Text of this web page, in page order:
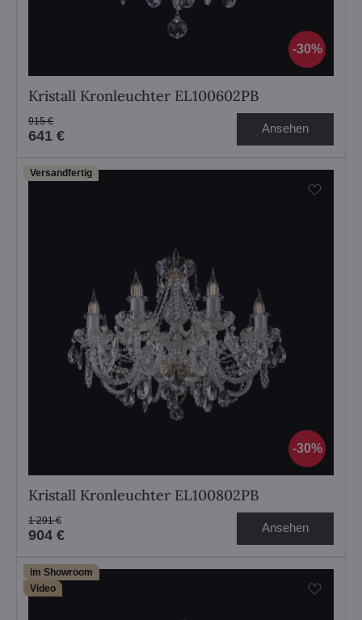
30%
Kristall Kronleuchter EL100602PB
641 €
915 € Ansehen
30%
Versandfertig
Kristall Kronleuchter EL100802PB
904 €
1 291 € Ansehen
im Showroom
Video